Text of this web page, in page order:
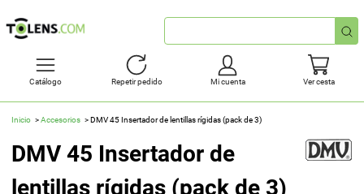
Búsqueda
rápida
Catálogo Repetir pedido Mi cuenta Ver cesta
Inicio Accesorios DMV 45 Insertador de lentillas rígidas (pack de 3)
DMV 45 Insertador de
lentillas rígidas (pack de 3)